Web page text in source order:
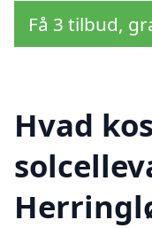
Få 3 tilbud,
Hvad